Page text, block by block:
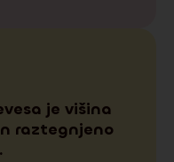
je višina
raztegnjeno